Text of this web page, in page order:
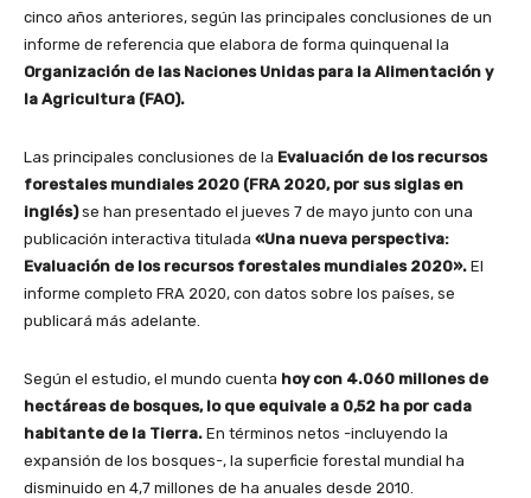
cinco años anteriores, según las principales conclusiones de un
informe de referencia que elabora de forma quinquenal la
Organización de las Naciones Unidas para la Alimentación y
la Agricultura (FAO).
Las principales conclusiones de la Evaluación de los recursos
forestales mundiales 2020 (FRA 2020, por sus siglas en
inglés)se han presentado el jueves 7 de mayo junto con una
publicación interactiva titulada «Una nueva perspectiva:
Evaluación de los recursos forestales mundiales 2020». El
informe completo FRA 2020, con datos sobre los países, se
publicará más adelante.
Según el estudio, el mundo cuenta hoy con 4.060 millones de
hectáreas de bosques, lo que equivale a 0,52 ha por cada
habitante de la Tierra. En términos netos -incluyendo la
expansión de los bosques-, la superficie forestal mundial ha
disminuido en 4,7 millones de ha anuales desde 2010.